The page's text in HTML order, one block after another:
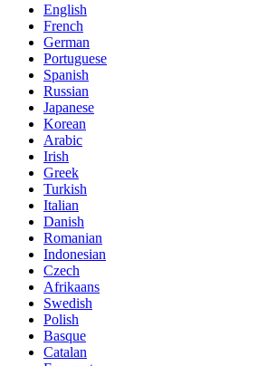
English
French
German
Portuguese
Spanish
Russian
Japanese
Korean
Arabic
Irish
Greek
Turkish
Italian
Danish
Romanian
Indonesian
Czech
Afrikaans
Swedish
Polish
Basque
Catalan